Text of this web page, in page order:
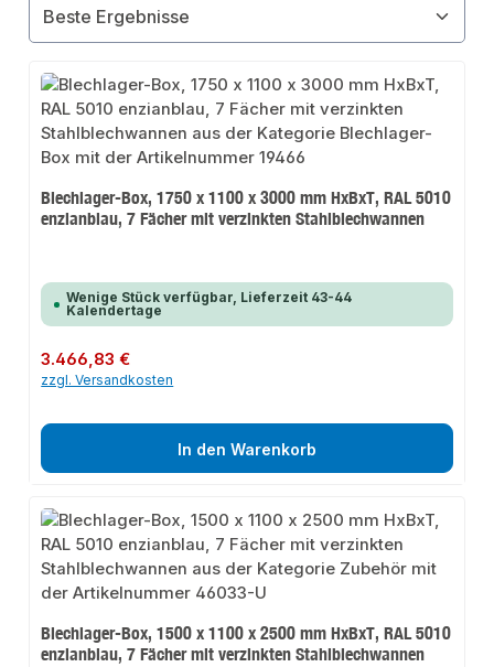
Blechlager-Box, 1750 x 1100 x 3000 mm HxBxT, RAL 5010
enzianblau, 7 Fächer mit verzinkten Stahlblechwannen
Wenige Stück verfügbar, Lieferzeit 43-44
Kalendertage
Regulärer Preis:
3.466,83 €
zzgl. Versandkosten
In den Warenkorb
Blechlager-Box, 1500 x 1100 x 2500 mm HxBxT, RAL 5010
enzianblau, 7 Fächer mit verzinkten Stahlblechwannen